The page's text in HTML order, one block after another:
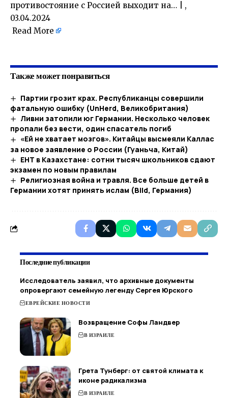
противостояние с Россией выходит на… | ,
03.04.2024
Read More
Также может понравиться
Партии грозит крах. Республиканцы совершили
фатальную ошибку (UnHerd, Великобритания)
Ливни затопили юг Германии. Несколько человек
пропали без вести, один спасатель погиб
«Ей не хватает мозгов». Китайцы высмеяли Каллас
за новое заявление о России (Гуаньча, Китай)
ЕНТ в Казахстане: сотни тысяч школьников сдают
экзамен по новым правилам
Религиозная война и травля. Все больше детей в
Германии хотят принять ислам (Bild, Германия)
Последние публикации
Исследователь заявил, что архивные документы
опровергают семейную легенду Сергея Юрского
ЕВРЕЙСКИЕ НОВОСТИ
Возвращение Софы Ландвер
В ИЗРАИЛЕ
Грета Тунберг: от святой климата к
иконе радикализма
В ИЗРАИЛЕ